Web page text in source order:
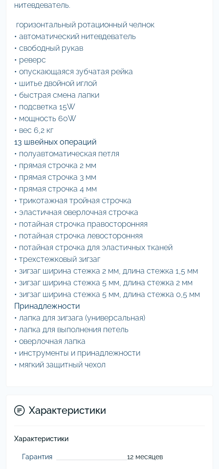
нитевдеватель.
горизонтальный ротационный челнок
• автоматический нитевдеватель
• свободный рукав
• реверс
• опускающаяся зубчатая рейка
• шитье двойной иглой
• быстрая смена лапки
• подсветка 15W
• мощность 60W
• вес 6,2 кг
13 швейных операций
• полуавтоматическая петля
• прямая строчка 2 мм
• прямая строчка 3 мм
• прямая строчка 4 мм
• трикотажная тройная строчка
• эластичная оверлочная строчка
• потайная строчка правосторонняя
• потайная строчка левосторонняя
• потайная строчка для эластичных тканей
• трехстежковый зигзаг
• зигзаг ширина стежка 2 мм, длина стежка 1,5 мм
• зигзаг ширина стежка 5 мм, длина стежка 2 мм
• зигзаг ширина стежка 5 мм, длина стежка 0,5 мм
Принадлежности
• лапка для зигзага (универсальная)
• лапка для выполнения петель
• оверлочная лапка
• инструменты и принадлежности
• мягкий защитный чехол
Характеристики
Характеристики
Гарантия 12 месяцев